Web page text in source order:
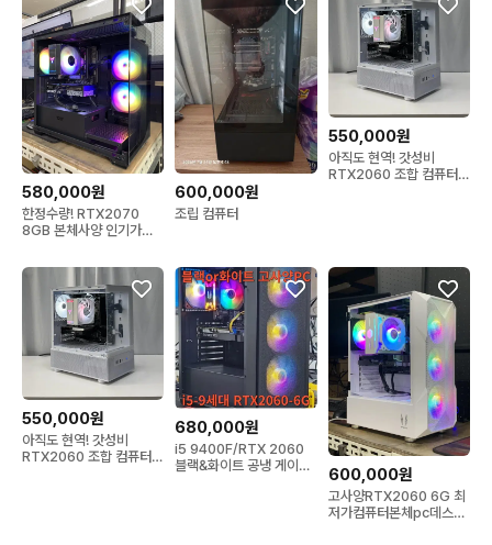
580,000원
한정수량! RTX2070
8GB 본체사양 인기가성
600,000원
조립 컴퓨터
550,000원
아직도 현역! 갓성비
RTX2060 조합 컴퓨터
550,000원
아직도 현역! 갓성비
RTX2060 조합 컴퓨터
680,000원
i5 9400F/RTX 2060
블랙&화이트 공냉 게이밍
600,000원
고사양RTX2060 6G 최
저가컴퓨터본체pc데스크